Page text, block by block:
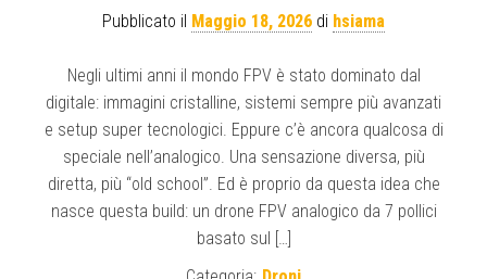
Pubblicato il Maggio 18, 2026 di hsiama
Negli ultimi anni il mondo FPV è stato dominato dal
digitale: immagini cristalline, sistemi sempre più avanzati
e setup super tecnologici. Eppure c’è ancora qualcosa di
speciale nell’analogico. Una sensazione diversa, più
diretta, più “old school”. Ed è proprio da questa idea che
nasce questa build: un drone FPV analogico da 7 pollici
basato sul […]